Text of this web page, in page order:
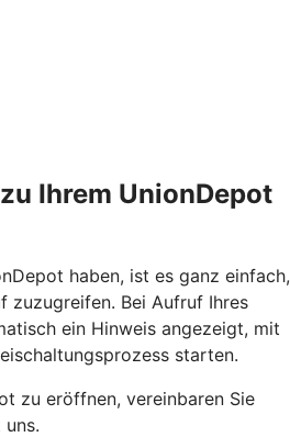
Ihrem UnionDepot
haben, ist es ganz einfach,
zuzugreifen. Bei Aufruf Ihres
ein Hinweis angezeigt, mit
starten.
zu eröffnen, vereinbaren Sie